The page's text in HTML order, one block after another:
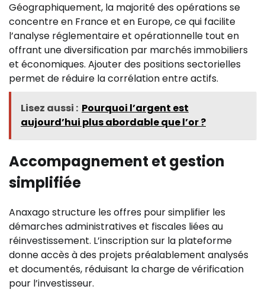
Géographiquement, la majorité des opérations se
concentre en France et en Europe, ce qui facilite
l’analyse réglementaire et opérationnelle tout en
offrant une diversification par marchés immobiliers
et économiques. Ajouter des positions sectorielles
permet de réduire la corrélation entre actifs.
Lisez aussi : Pourquoi l’argent est
aujourd’hui plus abordable que l’or ?
Accompagnement et gestion
simplifiée
Anaxago structure les offres pour simplifier les
démarches administratives et fiscales liées au
réinvestissement. L’inscription sur la plateforme
donne accès à des projets préalablement analysés
et documentés, réduisant la charge de vérification
pour l’investisseur.